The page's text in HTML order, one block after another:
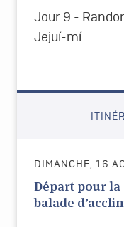
Jour 9 -
Jejuí-mí
DIMANCHE, 16
Départ pour la
balade